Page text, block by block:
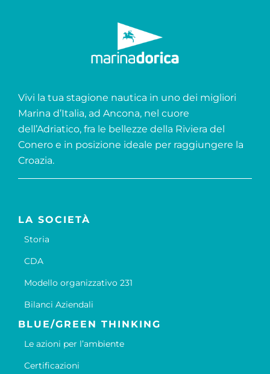
Vivi la tua stagione nautica in uno dei migliori
Marina d’Italia, ad Ancona, nel cuore
dell’Adriatico, fra le bellezze della Riviera del
Conero e in posizione ideale per raggiungere la
Croazia.
LA SOCIETÀ
Storia
CDA
Modello organizzativo 231
Bilanci Aziendali
BLUE/GREEN THINKING
Le azioni per l’ambiente
Certificazioni